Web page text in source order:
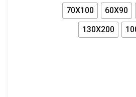
60X90
70X100
130X200